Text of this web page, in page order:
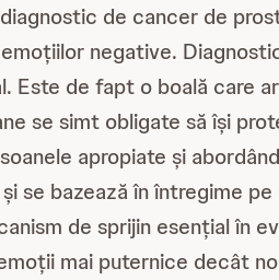
de cancer de
negative.
Este de fapt o boală
se simt obligate să își
apropiate și
se bazează în întregime
de sprijin esențial în
mai puternice decât